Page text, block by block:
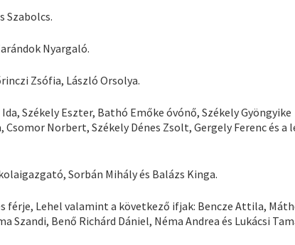
Szabolcs.
Nyargaló.
Zsófia, László Orsolya.
Székely Eszter, Bathó Emőke óvónő, Székely Gyöngyike
Norbert, Székely Dénes Zsolt, Gergely Ferenc és a
Sorbán Mihály és Balázs Kinga.
férje, Lehel valamint a következő ifjak: Bencze Attila,
Szandi, Benő Richárd Dániel, Néma Andrea és Lukácsi